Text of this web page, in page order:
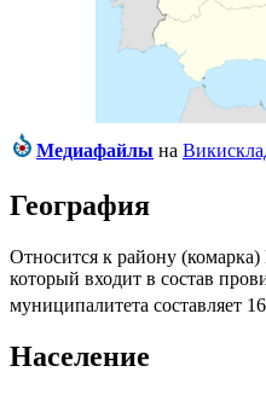
Медиафайлы на
География
Относится к району (комарка)
который входит в состав
муниципалитета составляет
Население